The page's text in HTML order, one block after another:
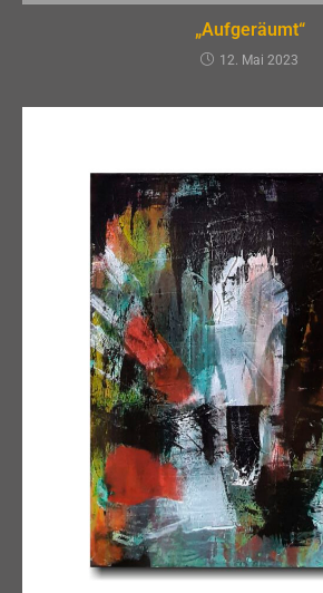
„Aufgeräumt“
12. Mai 2023